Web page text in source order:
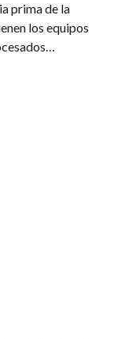
prima de la
los equipos